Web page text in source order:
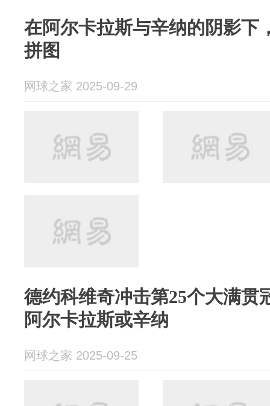
在阿尔卡拉斯与辛纳的阴影下
拼图
网球之家 2025-09-29
德约科维奇冲击第25个大满贯
阿尔卡拉斯或辛纳
网球之家 2025-09-25